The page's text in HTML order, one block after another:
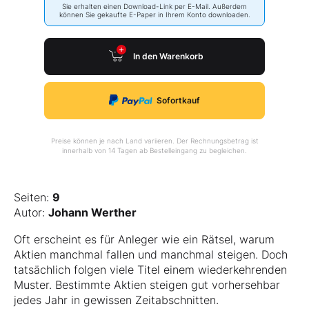
Sie erhalten einen Download-Link per E-Mail. Außerdem
können Sie gekaufte E-Paper in Ihrem Konto downloaden.
In den Warenkorb
Sofortkauf
Preise können je nach Land variieren. Der Rechnungsbetrag ist
innerhalb von 14 Tagen ab Bestelleingang zu begleichen.
Seiten: 9
Autor: Johann Werther
Oft erscheint es für Anleger wie ein Rätsel, warum
Aktien manchmal fallen und manchmal steigen. Doch
tatsächlich folgen viele Titel einem wiederkehrenden
Muster. Bestimmte Aktien steigen gut vorhersehbar
jedes Jahr in gewissen Zeitabschnitten.